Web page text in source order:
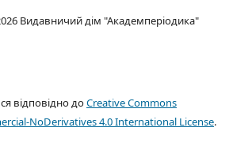
Видавничий дім "Академперіодика"
відповідно доCreative Commons
NoDerivatives 4.0 International License.